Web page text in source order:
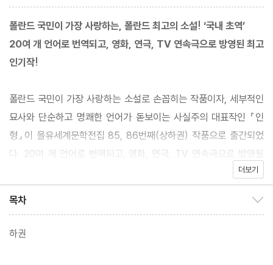
폴란드 국민이 가장 사랑하는, 폴란드 최고의 소설! ‘국내 초역’
20여 개 언어로 번역되고, 영화, 연극, TV 연속극으로 방영된 최고
인기작!
폴란드 국민이 가장 사랑하는 소설로 손꼽히는 작품이자, 세부적인
묘사와 단순하고 명쾌한 언어가 돋보이는 사실주의 대표작인 『인
형』이 을유세계문학전집 85, 86번째(상하권) 작품으로 출간되었
다. 20여 개 언어로 번역되고, 영화, 연극, TV 연속극으로 방영될
정도로 많은 사랑을 받았지만 국내에는 처음 소개되는 작품이다. 이
전개로 흠뻑 빠져들게 만드는 힘이 있다.
더보기
목차
하권